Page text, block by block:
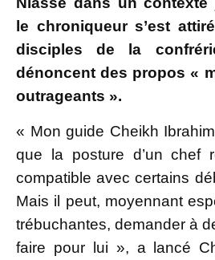
le chroniqueur s’est
disciples de la
dénoncent des propos «
outrageants ».
« Mon guide Cheikh
que la posture d’un chef
compatible avec certains
Mais il peut, moyennant
trébuchantes, demander à
faire pour lui », a lancé